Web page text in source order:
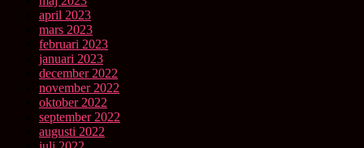
april 2023
mars 2023
februari 2023
januari 2023
december 2022
november 2022
oktober 2022
september 2022
augusti 2022